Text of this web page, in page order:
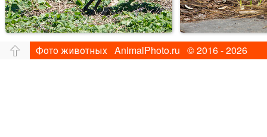
Фото животных AnimalPhoto.ru © 2016 - 2026